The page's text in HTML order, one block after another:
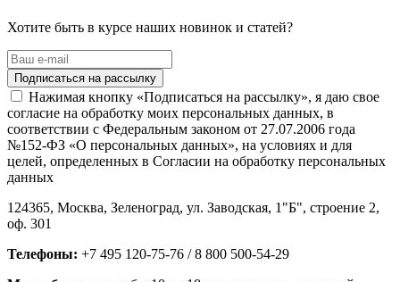
Хотите быть в курсе наших новинок и статей?
Нажимая кнопку «Подписаться на рассылку», я даю свое
согласие на обработку моих персональных данных, в
соответствии с Федеральным законом от 27.07.2006 года
№152-ФЗ «О персональных данных», на условиях и для
целей, определенных в Согласии на обработку персональных
данных
124365, Москва, Зеленоград, ул. Заводская, 1"Б", строение 2,
оф. 301
Телефоны: +7 495 120-75-76 / 8 800 500-54-29